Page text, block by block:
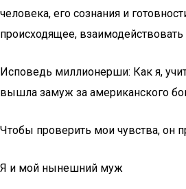
человека, его сознания и
происходящее, взаимодействовать
Исповедь миллионерши: Как я,
вышла замуж за американского
Чтобы проверить мои чувства, он
Я и мой нынешний муж